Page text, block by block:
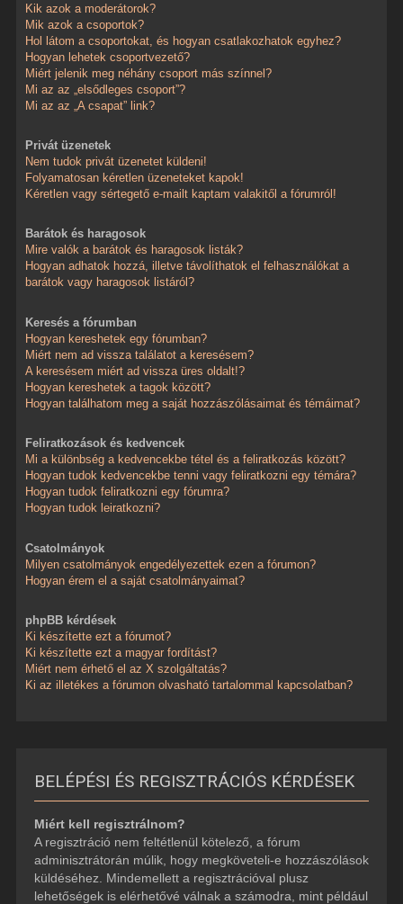
Kik azok a moderátorok?
Mik azok a csoportok?
Hol látom a csoportokat, és hogyan csatlakozhatok egyhez?
Hogyan lehetek csoportvezető?
Miért jelenik meg néhány csoport más színnel?
Mi az az „elsődleges csoport”?
Mi az az „A csapat” link?
Privát üzenetek
Nem tudok privát üzenetet küldeni!
Folyamatosan kéretlen üzeneteket kapok!
Kéretlen vagy sértegető e-mailt kaptam valakitől a fórumról!
Barátok és haragosok
Mire valók a barátok és haragosok listák?
Hogyan adhatok hozzá, illetve távolíthatok el felhasználókat a
barátok vagy haragosok listáról?
Keresés a fórumban
Hogyan kereshetek egy fórumban?
Miért nem ad vissza találatot a keresésem?
A keresésem miért ad vissza üres oldalt!?
Hogyan kereshetek a tagok között?
Hogyan találhatom meg a saját hozzászólásaimat és témáimat?
Feliratkozások és kedvencek
Mi a különbség a kedvencekbe tétel és a feliratkozás között?
Hogyan tudok kedvencekbe tenni vagy feliratkozni egy témára?
Hogyan tudok feliratkozni egy fórumra?
Hogyan tudok leiratkozni?
Csatolmányok
Milyen csatolmányok engedélyezettek ezen a fórumon?
Hogyan érem el a saját csatolmányaimat?
phpBB kérdések
Ki készítette ezt a fórumot?
Ki készítette ezt a magyar fordítást?
Miért nem érhető el az X szolgáltatás?
Ki az illetékes a fórumon olvasható tartalommal kapcsolatban?
BELÉPÉSI ÉS REGISZTRÁCIÓS KÉRDÉSEK
Miért kell regisztrálnom?
A regisztráció nem feltétlenül kötelező, a fórum
adminisztrátorán múlik, hogy megköveteli-e hozzászólások
küldéséhez. Mindemellett a regisztrációval plusz
lehetőségek is elérhetővé válnak a számodra, mint például